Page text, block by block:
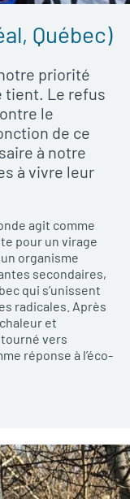
Québec)
priorité
tient. Le refus
le
de ce
à notre
à vivre leur
agit comme
pour un virage
organisme
secondaires,
qui s’unissent
radicales. Après
et
vers
réponse à l’éco-